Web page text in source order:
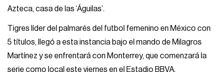
Azteca, casa de las ‘Águilas’.
Tigres líder del palmarés del futbol femenino en México con
5 títulos, llegó a esta instancia bajo el mando de Milagros
Martínez y se enfrentará con Monterrey, que comenzará la
serie como local este viernes en el Estadio BBVA.